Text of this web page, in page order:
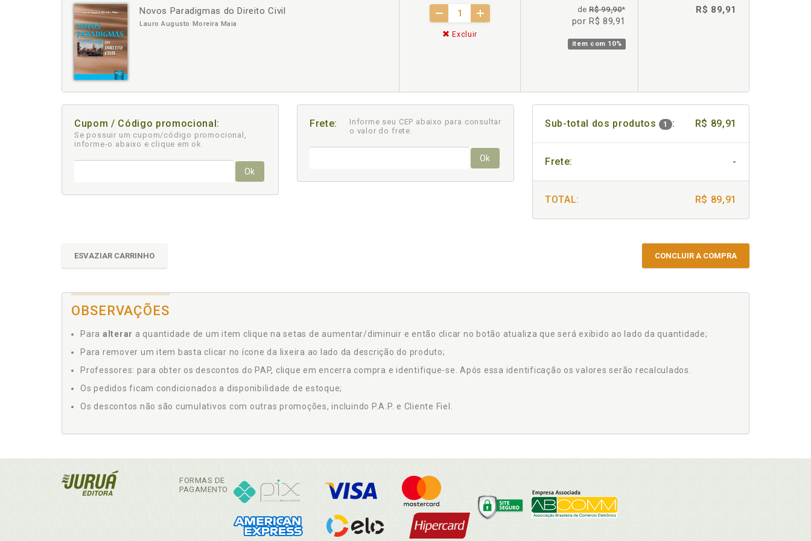
Novos Paradigmas do Direito Civil
Lauro Augusto Moreira Maia
+
Excluir
deR$ 99,90*
por R$ 89,91
item com 10%
R$ 89,91
Cupom / Código promocional:
Se possuir um cupom/código promocional,
informe-o abaixo e clique em ok
Ok
Frete:
Informe seu CEP abaixo para consultar
o valor do frete.
Ok
Sub-total dos produtos 1 : R$ 89,91
Frete: -
TOTAL: R$ 89,91
ESVAZIAR CARRINHO CONCLUIR A COMPRA
OBSERVAÇÕES
Para alterar a quantidade de um item clique na setas de aumentar/diminuir e então clicar no botão atualiza que será exibido ao lado da quantidade;
Para remover um item basta clicar no ícone da lixeira ao lado da descrição do produto;
Professores: para obter os descontos do PAP, clique em encerra compra e identifique-se. Após essa identificação os valores serão recalculados.
Os pedidos ficam condicionados a disponibilidade de estoque;
Os descontos não são cumulativos com outras promoções, incluindo P.A.P. e Cliente Fiel.
FORMAS DE
PAGAMENTO